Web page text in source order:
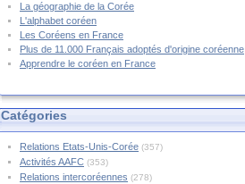
La géographie de la Corée
L'alphabet coréen
Les Coréens en France
Plus de 11.000 Français adoptés d'origine coréenne
Apprendre le coréen en France
Catégories
Relations Etats-Unis-Corée (357)
Activités AAFC (353)
Relations intercoréennes (278)